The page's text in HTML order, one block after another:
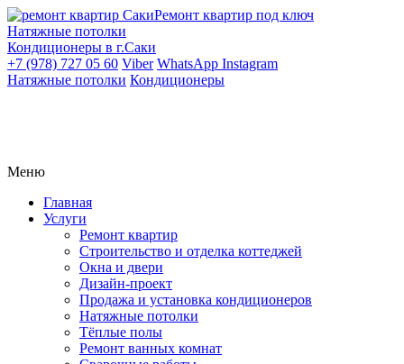
Ремонт квартир под ключ
Натяжные потолки
Кондиционеры в г.Саки
+7 (978) 727 05 60 Viber WhatsApp Instagram
Натяжные потолки Кондиционеры
Меню
Главная
Услуги
Ремонт квартир
Строительство и отделка коттеджей
Окна и двери
Дизайн-проект
Продажа и установка кондиционеров
Натяжные потолки
Тёплые полы
Ремонт ванных комнат